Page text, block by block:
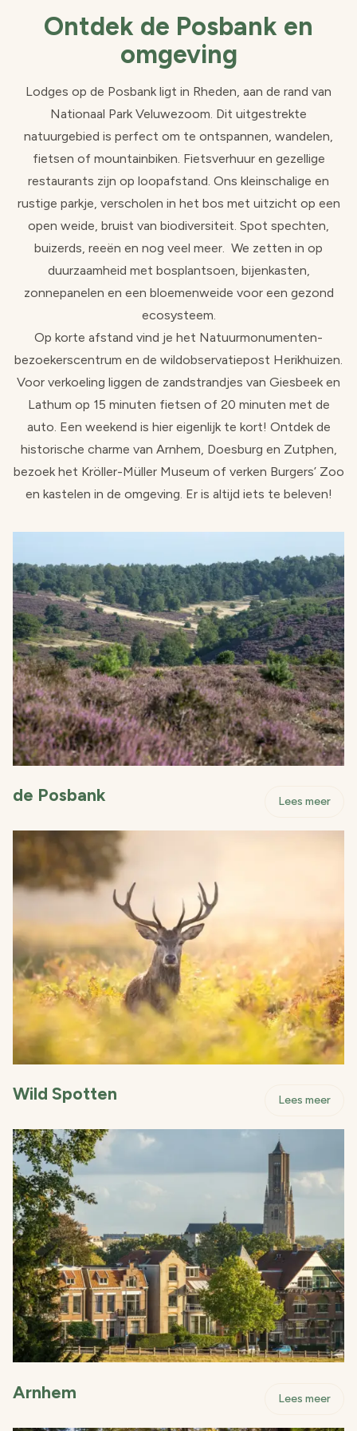
Ontdek de Posbank en
omgeving
Lodges op de Posbank ligt in Rheden, aan de rand van
Nationaal Park Veluwezoom. Dit uitgestrekte
natuurgebied is perfect om te ontspannen, wandelen,
fietsen of mountainbiken. Fietsverhuur en gezellige
restaurants zijn op loopafstand. Ons kleinschalige en
rustige parkje, verscholen in het bos met uitzicht op een
open weide, bruist van biodiversiteit. Spot spechten,
buizerds, reeën en nog veel meer. We zetten in op
duurzaamheid met bosplantsoen, bijenkasten,
zonnepanelen en een bloemenweide voor een gezond
ecosysteem.
Op korte afstand vind je het Natuurmonumenten-
bezoekerscentrum en de wildobservatiepost Herikhuizen.
Voor verkoeling liggen de zandstrandjes van Giesbeek en
Lathum op 15 minuten fietsen of 20 minuten met de
auto. Een weekend is hier eigenlijk te kort! Ontdek de
historische charme van Arnhem, Doesburg en Zutphen,
bezoek het Kröller-Müller Museum of verken Burgers’ Zoo
en kastelen in de omgeving. Er is altijd iets te beleven!
de Posbank Lees meer- de
Wild Spotten Lees meer-
Arnhem Lees meer-